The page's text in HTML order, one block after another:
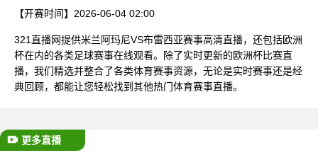
【开赛时间】 2026-06-04 02:00
321直播网提供米兰阿玛尼VS布雷西亚赛事高清直播，还包括欧洲
杯在内的各类足球赛事在线观看。除了实时更新的欧洲杯比赛直
播，我们精选并整合了各类体育赛事资源，无论是实时赛事还是经
典回顾，都能让您轻松找到其他热门体育赛事直播。
更多直播